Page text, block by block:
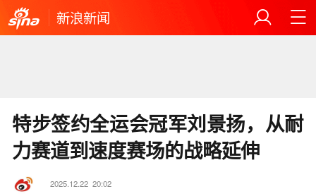
新浪新闻
特步签约全运会冠军刘景扬，从耐
力赛道到速度赛场的战略延伸
2025.12.22 20:02